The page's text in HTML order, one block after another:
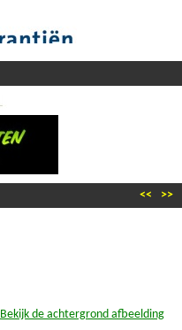
>>
<<
Bekijk de achtergrond afbeelding